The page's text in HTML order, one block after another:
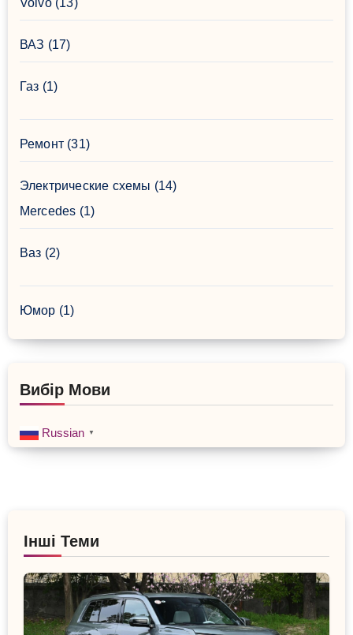
Volvo(13)
ВАЗ (17)
Газ (1)
Ремонт(31)
Электрические схемы (14)
Mercedes (1)
Ваз (2)
Юмор (1)
Вибір Мови
Russian ▼
Інші Теми